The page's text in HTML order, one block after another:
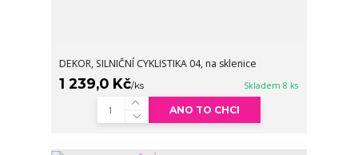
DEKOR, SILNIČNÍ CYKLISTIKA 04, na sklenice
1 239,0 Kč/ks Skladem 8 ks
ANO TO CHCI